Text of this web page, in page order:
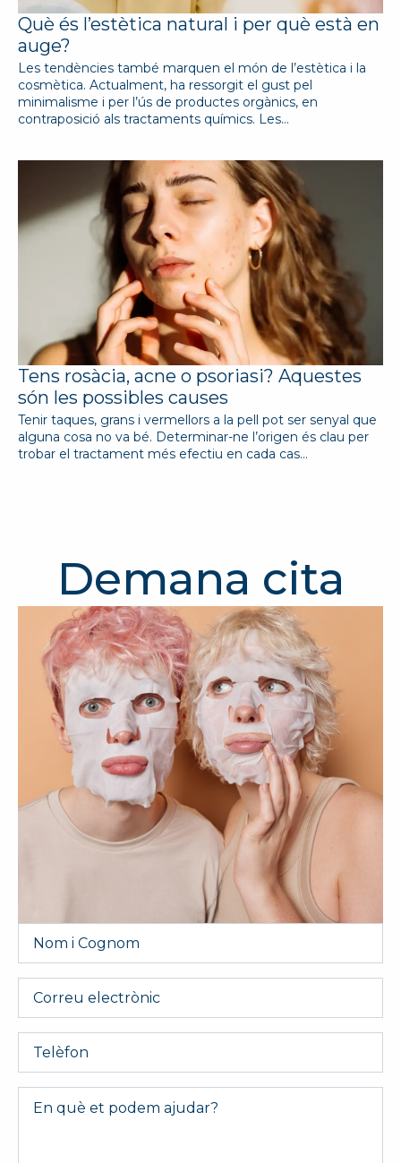
Què és l’estètica natural i per què està en
auge?
Les tendències també marquen el món de l’estètica i la
cosmètica. Actualment, ha ressorgit el gust pel
minimalisme i per l’ús de productes orgànics, en
contraposició als tractaments químics. Les…
Tens rosàcia, acne o psoriasi? Aquestes
són les possibles causes
Tenir taques, grans i vermellors a la pell pot ser senyal que
alguna cosa no va bé. Determinar-ne l’origen és clau per
trobar el tractament més efectiu en cada cas…
Demana cita
Nom
Email
Telèfon
Message